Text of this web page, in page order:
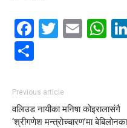
Facebook
Twitter
Previous article
वलिउड नायीका मनिषा कोइरालासंगै
‘श्रीगणेश मन्त्रोच्चारण’मा बेबिलोनका